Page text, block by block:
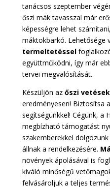
tanácsos szeptember
őszi mák tavasszal már
képességre lehet
máktokbarkó. Lehetősége
termeltetéssel
együttműködni, így már
tervei megvalósítását.
Készüljön az őszi
eredményesen! Biztosítsa
segítségünkkel! Cégünk, a
megbízható támogatást
szakemberekkel
állnak a rendelkezésére.
növények ápolásával is
kiváló minőségű
felvásároljuk a teljes